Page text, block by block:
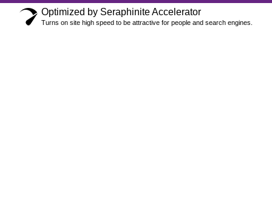
Optimized by Seraphinite Accelerator
Turns on site high speed to be attractive for people and search engines.